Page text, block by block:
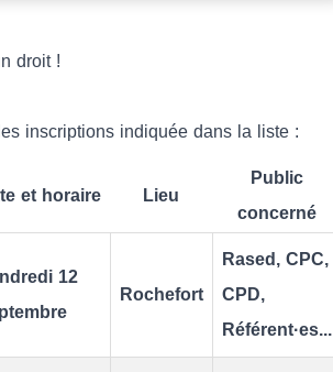
droit !
inscriptions indiquée dans la liste :
et horaire Lieu
Public
concerné
12
Rochefort
Rased, CPC,
CPD,
Référent·es...